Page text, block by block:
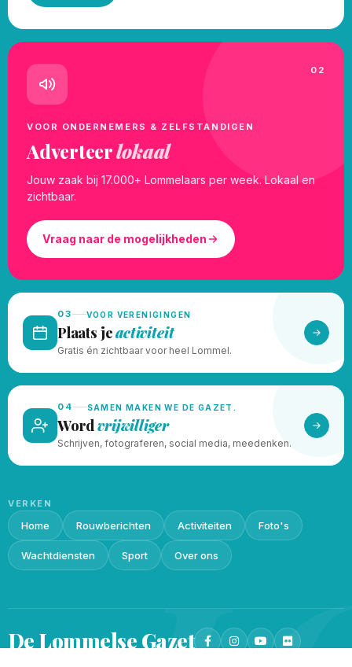
02
VOOR ONDERNEMERS & ZELFSTANDIGEN
Adverteerlokaal
Jouw zaak bij 17.000+ Lommelaars per week. Lokaal en
zichtbaar.
Vraag naar de mogelijkheden
03 VOOR VERENIGINGEN
Plaats jeactiviteit
Gratis én zichtbaar voor heel Lommel.
04 SAMEN MAKEN WE DE GAZET.
Wordvrijwilliger
Schrijven, fotograferen, social media, meedenken.
VERKEN
Home Rouwberichten Activiteiten Foto's
Wachtdiensten Sport Over ons
De LommelseGazet